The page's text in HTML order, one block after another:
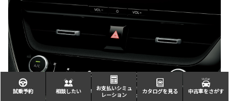
試乗予約 相談したい
お支払いシミュ
レーション
カタログを見る 中古車をさがす